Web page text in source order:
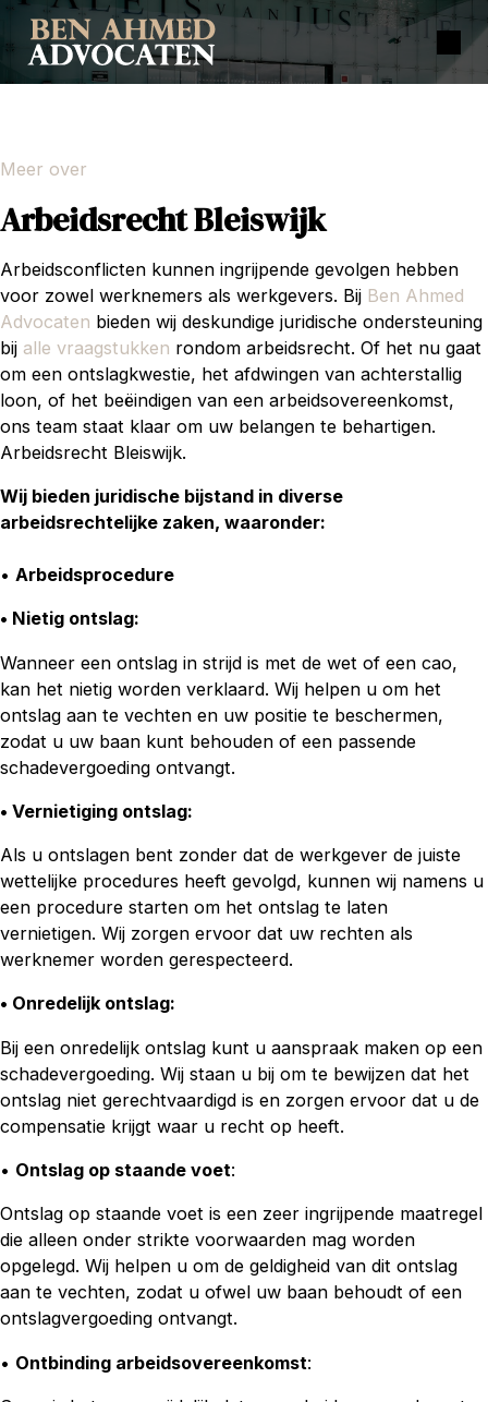
Meer over
Arbeidsrecht Bleiswijk
Arbeidsconflicten kunnen ingrijpende gevolgen hebben
voor zowel werknemers als werkgevers. Bij Ben Ahmed
Advocaten bieden wij deskundige juridische ondersteuning
bij alle vraagstukken rondom arbeidsrecht. Of het nu gaat
om een ontslagkwestie, het afdwingen van achterstallig
loon, of het beëindigen van een arbeidsovereenkomst,
ons team staat klaar om uw belangen te behartigen.
Arbeidsrecht Bleiswijk.
Wij bieden juridische bijstand in diverse
arbeidsrechtelijke zaken, waaronder:
• Arbeidsprocedure
• Nietig ontslag:
Wanneer een ontslag in strijd is met de wet of een cao,
kan het nietig worden verklaard. Wij helpen u om het
ontslag aan te vechten en uw positie te beschermen,
zodat u uw baan kunt behouden of een passende
schadevergoeding ontvangt.
• Vernietiging ontslag:
Als u ontslagen bent zonder dat de werkgever de juiste
wettelijke procedures heeft gevolgd, kunnen wij namens u
een procedure starten om het ontslag te laten
vernietigen. Wij zorgen ervoor dat uw rechten als
werknemer worden gerespecteerd.
• Onredelijk ontslag:
Bij een onredelijk ontslag kunt u aanspraak maken op een
schadevergoeding. Wij staan u bij om te bewijzen dat het
ontslag niet gerechtvaardigd is en zorgen ervoor dat u de
compensatie krijgt waar u recht op heeft.
• Ontslag op staande voet:
Ontslag op staande voet is een zeer ingrijpende maatregel
die alleen onder strikte voorwaarden mag worden
opgelegd. Wij helpen u om de geldigheid van dit ontslag
aan te vechten, zodat u ofwel uw baan behoudt of een
ontslagvergoeding ontvangt.
• Ontbinding arbeidsovereenkomst: